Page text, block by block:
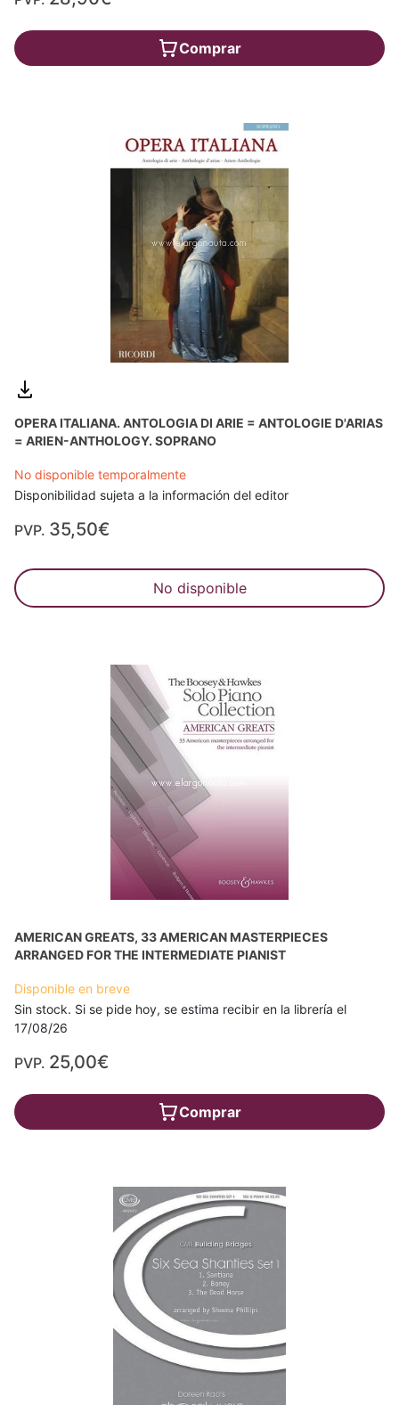
Comprar
OPERA ITALIANA. ANTOLOGIA DI ARIE = ANTOLOGIE D'ARIAS
= ARIEN-ANTHOLOGY. SOPRANO
No disponible temporalmente
Disponibilidad sujeta a la información del editor
PVP. 35,50€
No disponible
AMERICAN GREATS, 33 AMERICAN MASTERPIECES
ARRANGED FOR THE INTERMEDIATE PIANIST
Disponible en breve
Sin stock. Si se pide hoy, se estima recibir en la librería el
17/08/26
PVP. 25,00€
Comprar